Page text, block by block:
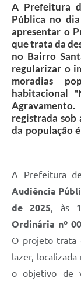
A Prefeitura
Pública no
apresentar o
que trata da
no Bairro
regularizar o
moradias
habitacional
registrada sob
da população
A Prefeitura
Audiência
de 2025, às
Ordinária nº
O projeto trata
lazer, localizada
o objetivo de